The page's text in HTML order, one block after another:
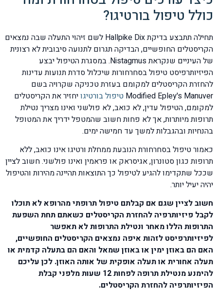
כולל טיפול בורטיגו?
תחילה תתבצע בדיקת Hallpike Dix לשם זיהוי התעלה שבה נמצאים
הקריסטלים החופשיים, הבדיקה תגרום לתנועה סיבובית לא רצונית
של העיניים שנקראת Nistagmus. במסגרת הטיפול יבצע
הפיזיותרפיסט טיפול בסחרחורות שיכלול סדרת תנועות עדינות
להחזרת הקריסטלים למקומם בעזרת טכניקה שקרויה בשם
Modified Epley's Manuver טיפול בורטיגויחזיר את הקריסטלים
למקומם, הטיפול עדין, לא כואב, לא פולשני ואינו מצריך נטילת
תרופות מיותרות, אך לא פחות חשוב שהמטפל ידריך את המטופל
בהנחיות ובהגבלות למשך עד חמישה ימים.
כאמור טיפול בסחרחורת הנובעת ממחלת ורטיגו אינו כואב, ללא
תרופות כגון סטונרון, אגיסראק או פראמין ואינו פולשני. חשוב לציין
שככל שתקדימו להגיע לטיפול כך התוצאות תהיינה מהירות והטיפול
יהיה יעיל יותר.
חשוב לציין שגם אם קבלתם טיפול תרופתי מהרופא לא תוכלו
לקבל פיזיותרפיה להחזרת הקריסטלים כשאתם תחת השפעת
התרופות הללו מאחר ונטילת התרופות לא תאפשר
לפיזיותרפיסט לזהות איפה נמצאים הקריסטלים החופשיים,
האם הם באוזן ימין או באוזן שמאל והאם הם בתעלה קדמית או
תעלה אחורית או תעלה אופקית של אותה האוזן. לכן עליכם
להימנע מנטילת תרופה לפחות 12 שעות מלפני קבלת
הפיזיותרפיה להחזרת הקריסטלים.